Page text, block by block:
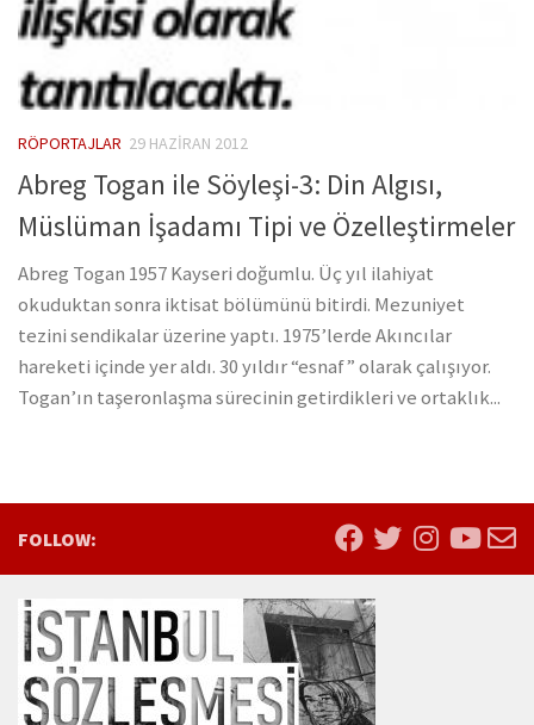
RÖPORTAJLAR 29 HAZIRAN 2012
Abreg Togan ile Söyleşi-3: Din Algısı,
Müslüman İşadamı Tipi ve Özelleştirmeler
Abreg Togan 1957 Kayseri doğumlu. Üç yıl ilahiyat
okuduktan sonra iktisat bölümünü bitirdi. Mezuniyet
tezini sendikalar üzerine yaptı. 1975’lerde Akıncılar
hareketi içinde yer aldı. 30 yıldır “esnaf” olarak çalışıyor.
Togan’ın taşeronlaşma sürecinin getirdikleri ve ortaklık...
FOLLOW: